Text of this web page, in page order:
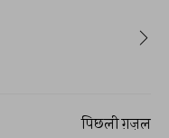
पिछली ग़ज़ल